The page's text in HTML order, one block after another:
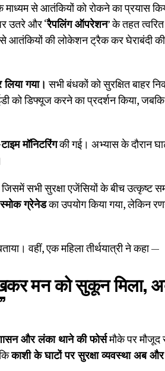
माध्यम से आतंकियों को रोकने का प्रयास
उतरे और ‘रैपलिंग ऑपरेशन’ के तहत
से आतंकियों की लोकेशन ट्रैक कर घेराबंदी
गया। सभी बंधकों को सुरक्षित बाहर
को डिफ्यूज करने का प्रदर्शन किया,
मॉनिटरिंगकी गई। अभ्यास के दौरान
सभी सुरक्षा एजेंसियों के बीच
ग्रेनेडका उपयोग किया गया, लेकिन
वहीं, एक महिला तीर्थयात्री ने कहा —
मन को सुकून मिला,
और लंका थाने की फोर्समौके पर मौजूद
काशी के घाटों पर सुरक्षा व्यवस्था अब